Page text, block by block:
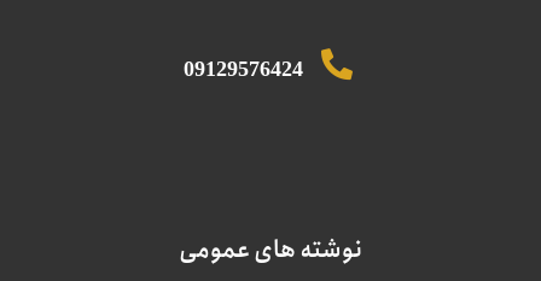
09129576424
نوشته های عمومی